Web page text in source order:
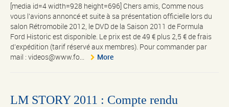
[media id=4 width=928 height=696] Chers amis, Comme nous
vous l'avions annoncé et suite à sa présentation officielle lors du
salon Rétromobile 2012, le DVD de la Saison 2011 de Formula
Ford Historic est disponible. Le prix est de 49 € plus 2,5 € de frais
d'expédition (tarif réservé aux membres). Pour commander par
mail : videos@www.fo...
More
LM STORY 2011 : Compte rendu